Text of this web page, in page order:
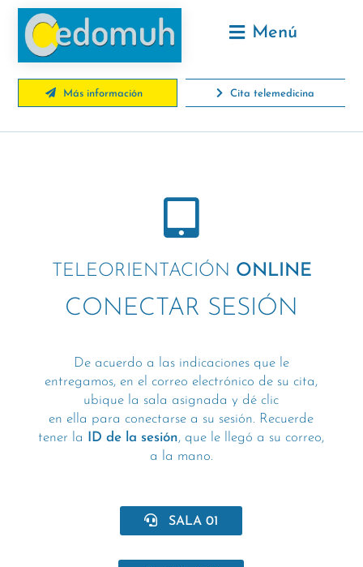
Menú
Más información Cita telemedicina
TELEORIENTACIÓN ONLINE
CONECTAR SESIÓN
De acuerdo a las indicaciones que le
entregamos, en el correo electrónico de su cita,
ubique la sala asignada y dé clic
en ella para conectarse a su sesión. Recuerde
tener la
ID de la sesión, que le llegó a su correo,
a la mano.
SALA 01